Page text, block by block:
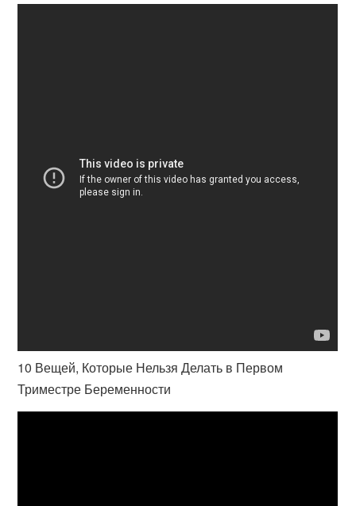
10 Вещей, Которые Нельзя Делать в Первом
Триместре Беременности